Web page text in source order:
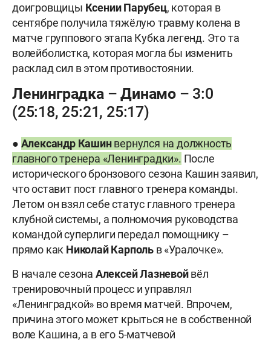
доигровщицы Ксении Парубец, которая в
сентябре получила тяжёлую травму колена в
матче группового этапа Кубка легенд. Это та
волейболистка, которая могла бы изменить
расклад сил в этом противостоянии.
Ленинградка – Динамо – 3:0
(25:18, 25:21, 25:17)
● Александр Кашинвернулся на должность
главного тренера «Ленинградки». После
исторического бронзового сезона Кашин заявил,
что оставит пост главного тренера команды.
Летом он взял себе статус главного тренера
клубной системы, а полномочия руководства
командой суперлиги передал помощнику –
прямо как Николай Карполь в «Уралочке».
В начале сезона Алексей Лазневойвёл
тренировочный процесс и управлял
«Ленинградкой» во время матчей. Впрочем,
причина этого может крыться не в собственной
воле Кашина, а в его 5-матчевой